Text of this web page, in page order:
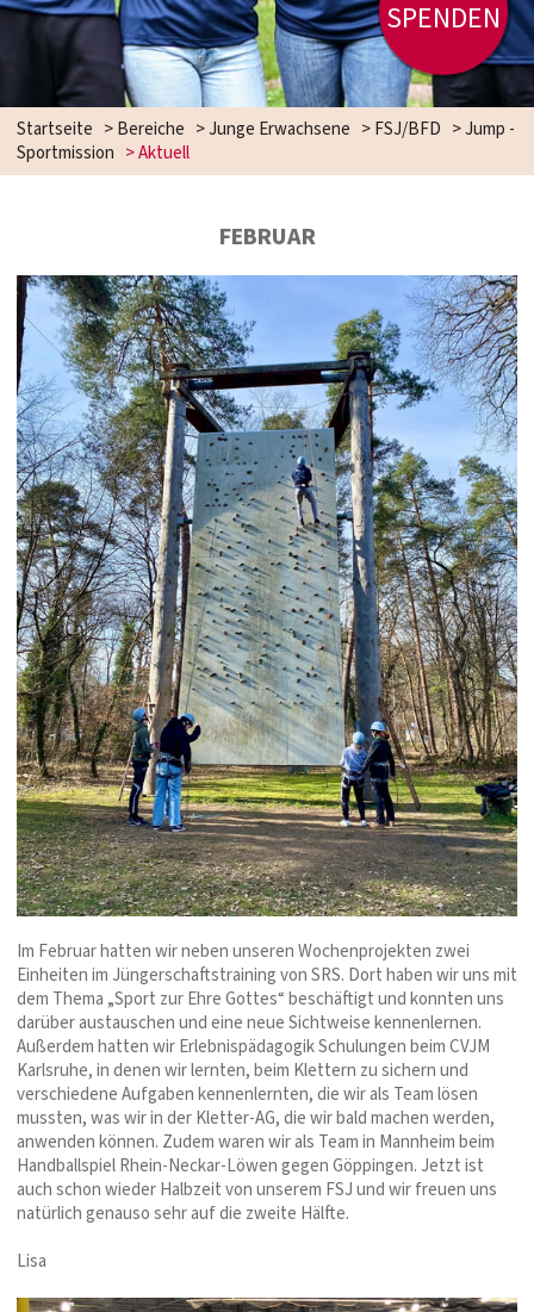
SPENDEN
Startseite >Bereiche >Junge Erwachsene >FSJ/BFD >Jump -
Sportmission >Aktuell
FEBRUAR
Im Februar hatten wir neben unseren Wochenprojekten zwei
Einheiten im Jüngerschaftstraining von SRS. Dort haben wir uns mit
dem Thema „Sport zur Ehre Gottes“ beschäftigt und konnten uns
darüber austauschen und eine neue Sichtweise kennenlernen.
Außerdem hatten wir Erlebnispädagogik Schulungen beim CVJM
Karlsruhe, in denen wir lernten, beim Klettern zu sichern und
verschiedene Aufgaben kennenlernten, die wir als Team lösen
mussten, was wir in der Kletter-AG, die wir bald machen werden,
anwenden können. Zudem waren wir als Team in Mannheim beim
Handballspiel Rhein-Neckar-Löwen gegen Göppingen. Jetzt ist
auch schon wieder Halbzeit von unserem FSJ und wir freuen uns
natürlich genauso sehr auf die zweite Hälfte.
Lisa